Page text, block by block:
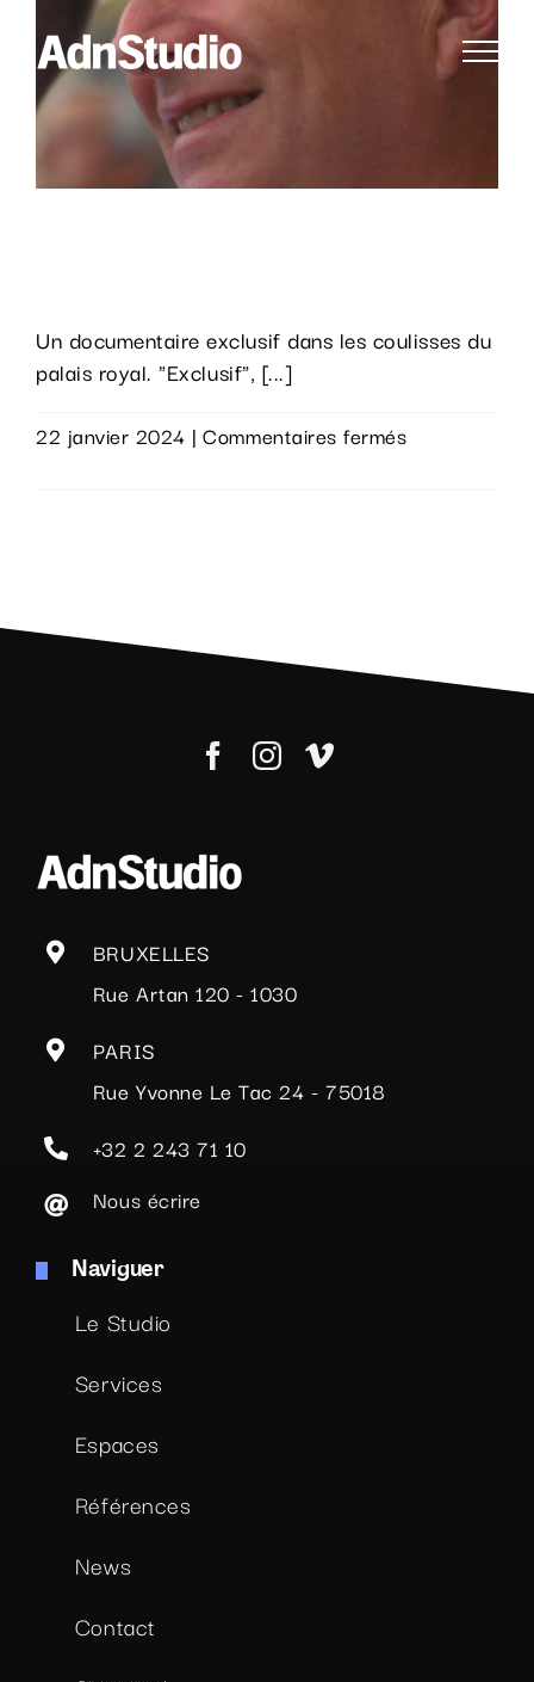
contenu
Un documentaire exclusif dans les coulisses du
palais royal. "Exclusif", [...]
22 janvier 2024 | Commentaires ferméssur
Belges
BRUXELLES
Rue Artan 120 - 1030
PARIS
Rue Yvonne Le Tac 24 - 75018
+32 2 243 71 10
Nous écrire
Naviguer
Le Studio
Services
Espaces
Références
News
Contact